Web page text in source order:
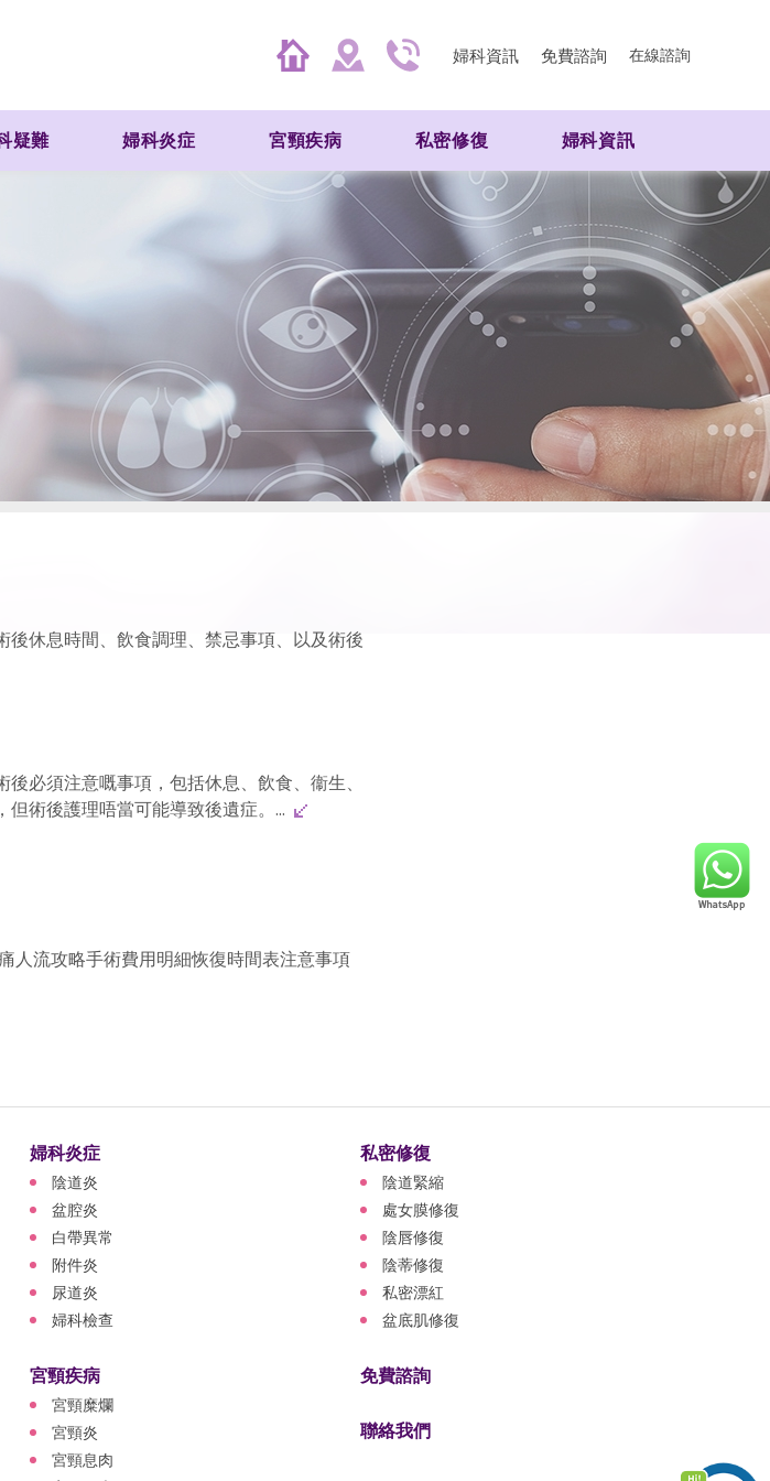
婦科資訊 免費諮詢 在線諮詢
疑難 婦科炎症 宮頸疾病 私密修復 婦科資訊
休息時間、飲食調理、禁忌事項、以及術後
必須注意嘅事項，包括休息、飲食、衞生、
術後護理唔當可能導致後遺症。...
人流攻略手術費用明細恢復時間表注意事項
婦科炎症
陰道炎
盆腔炎
白帶異常
附件炎
尿道炎
婦科檢查
宮頸疾病
宮頸糜爛
宮頸炎
宮頸息肉
私密修復
陰道緊縮
處女膜修復
陰唇修復
陰蒂修復
私密漂紅
盆底肌修復
免費諮詢
聯絡我們